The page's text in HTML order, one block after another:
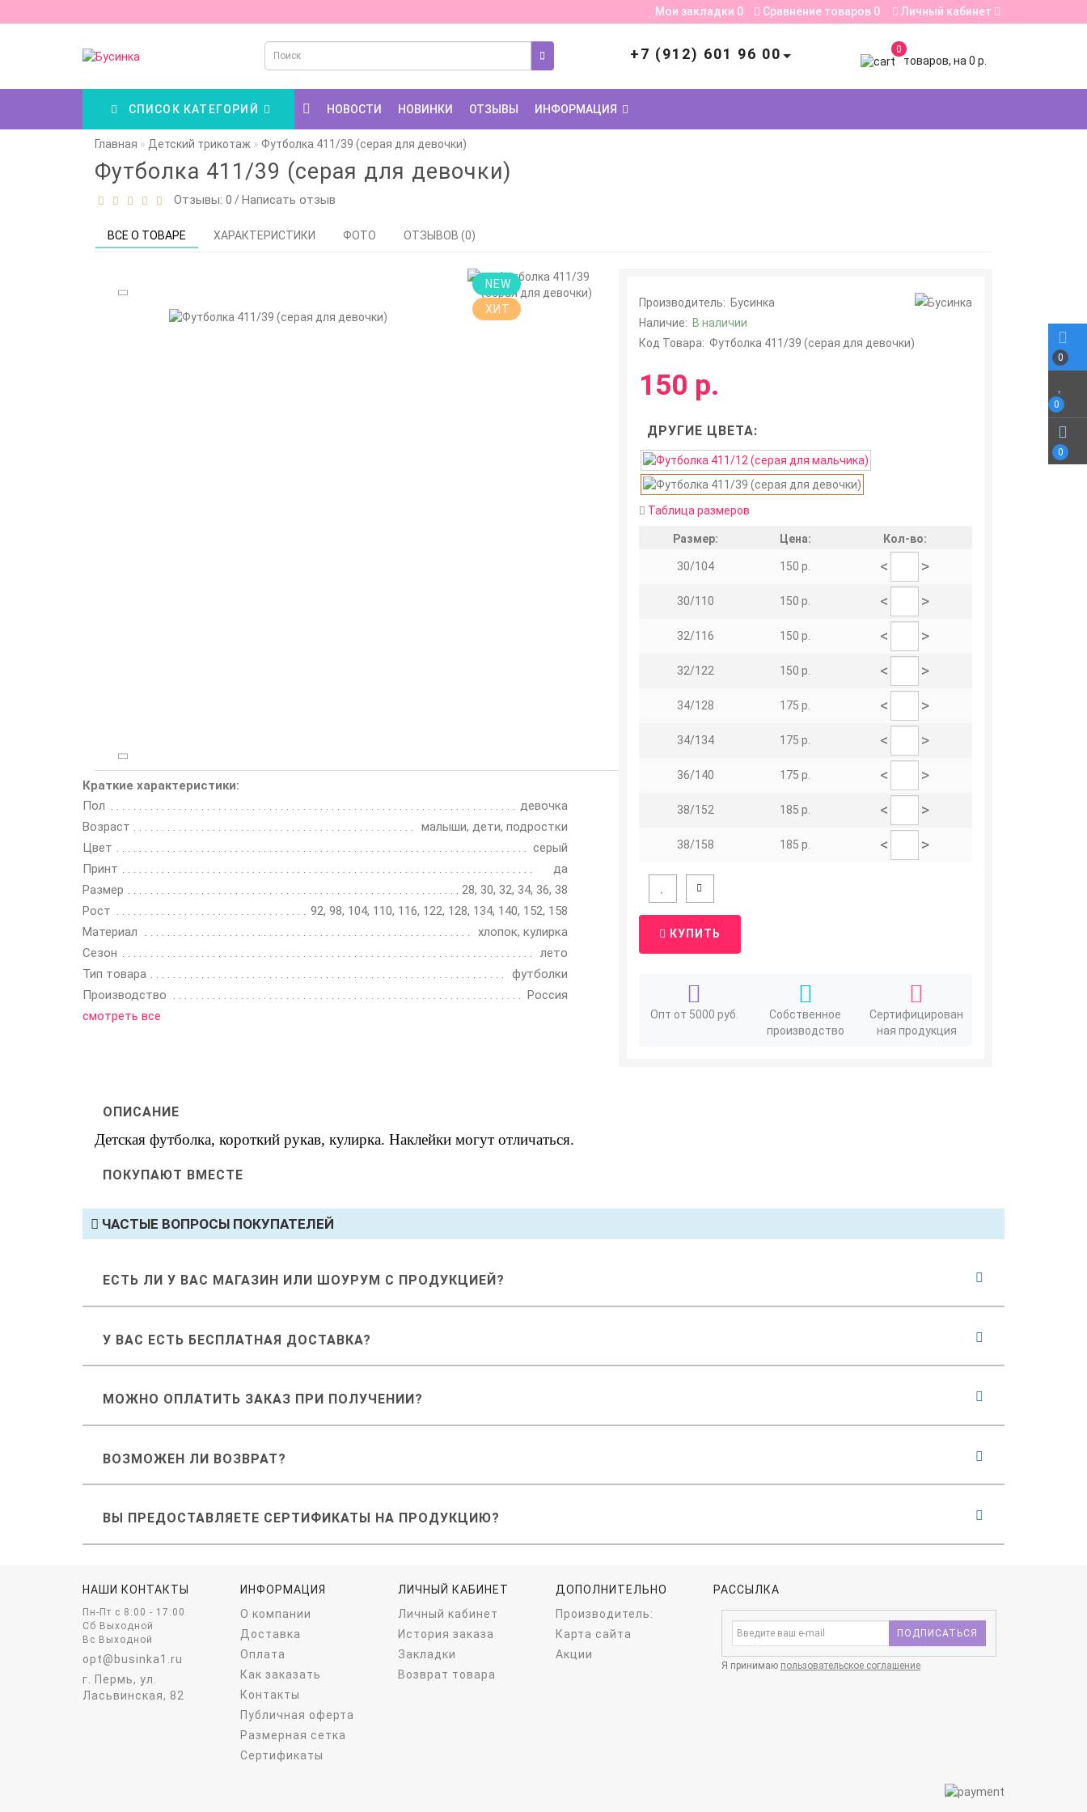
0
0
0
Мои закладки 0 Сравнение товаров 0 Личный кабинет
0
товаров, на 0 р.
+7 (912) 601 96 00
СПИСОК КАТЕГОРИЙ НОВОСТИ НОВИНКИ ОТЗЫВЫ ИНФОРМАЦИЯ
Главная Детский трикотаж Футболка 411/39 (серая для девочки)
Футболка 411/39 (серая для девочки)
Отзывы: 0 / Написать отзыв
ВСЕ О ТОВАРЕ ХАРАКТЕРИСТИКИ ФОТО ОТЗЫВОВ (0)
NEW
ХИТ
Краткие характеристики:
Пол
девочка
Возраст
малыши, дети, подростки
Цвет
серый
Принт
да
Размер
28, 30, 32, 34, 36, 38
Рост
92, 98, 104, 110, 116, 122, 128, 134, 140, 152, 158
Материал
хлопок, кулирка
Сезон
лето
Тип товара
футболки
Производство
Россия
смотреть все
Производитель: Бусинка
Наличие: В наличии
Код Товара: Футболка 411/39 (серая для девочки)
150 р.
ДРУГИЕ ЦВЕТА:
Таблица размеров
Размер: Цена: Кол-во:
30/104 150 р. < >
30/110 150 р. < >
32/116 150 р. < >
32/122 150 р. < >
34/128 175 р. < >
34/134 175 р. < >
36/140 175 р. < >
38/152 185 р. < >
38/158 185 р. < >
КУПИТЬ
Опт от 5000 руб.
Собственное
производство
Сертифицирован
ная продукция
ОПИСАНИЕ
Детская футболка, короткий рукав, кулирка. Наклейки могут отличаться.
ПОКУПАЮТ ВМЕСТЕ
ЧАСТЫЕ ВОПРОСЫ ПОКУПАТЕЛЕЙ
ЕСТЬ ЛИ У ВАС МАГАЗИН ИЛИ ШОУРУМ С ПРОДУКЦИЕЙ?
У ВАС ЕСТЬ БЕСПЛАТНАЯ ДОСТАВКА?
МОЖНО ОПЛАТИТЬ ЗАКАЗ ПРИ ПОЛУЧЕНИИ?
ВОЗМОЖЕН ЛИ ВОЗВРАТ?
ВЫ ПРЕДОСТАВЛЯЕТЕ СЕРТИФИКАТЫ НА ПРОДУКЦИЮ?
НАШИ КОНТАКТЫ
Пн-Пт c 8:00 - 17:00
Сб Выходной
Вс Выходной
opt@businka1.ru
г. Пермь, ул.
Ласьвинская, 82
ИНФОРМАЦИЯ
О компании
Доставка
Оплата
Как заказать
Контакты
Публичная оферта
Размерная сетка
Сертификаты
ЛИЧНЫЙ КАБИНЕТ
Личный кабинет
История заказа
Закладки
Возврат товара
ДОПОЛНИТЕЛЬНО
Производитель:
Карта сайта
Акции
РАССЫЛКА
ПОДПИСАТЬСЯ
Я принимаю пользовательское соглашение